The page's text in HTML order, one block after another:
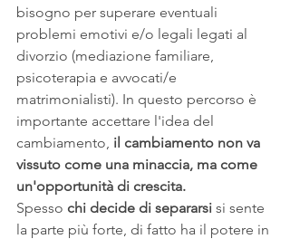
bisogno per superare eventuali
problemi emotivi e/o legali legati al
divorzio (mediazione familiare,
psicoterapia e avvocati/e
matrimonialisti). In questo percorso è
importante accettare l'idea del
cambiamento, il cambiamento non va
vissuto come una minaccia, ma come
un'opportunità di crescita.
Spesso chi decide di separarsi si sente
la parte più forte, di fatto ha il potere in